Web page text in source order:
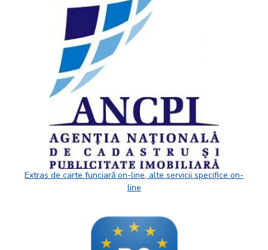
Extras de carte funciară on-line, alte servicii specifice on-
line